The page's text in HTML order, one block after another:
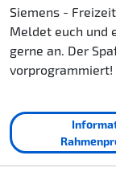
Siemens -
Meldet euch und
gerne an. Der
vorprogrammiert!